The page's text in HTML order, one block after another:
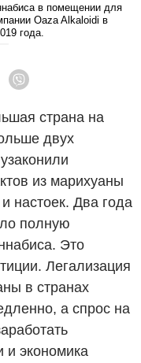
в помещении для
Oaza Alkaloidi в
года.
страна на
двух
из марихуаны
настоек. Два года
полную
Это
Легализация
в странах
а спрос на
и экономика